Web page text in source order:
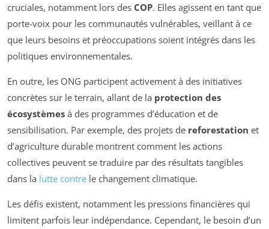
cruciales, notamment lors des COP. Elles agissent en tant que
porte-voix pour les communautés vulnérables, veillant à ce
que leurs besoins et préoccupations soient intégrés dans les
politiques environnementales.
En outre, les ONG participent activement à des initiatives
concrètes sur le terrain, allant de la protection des
écosystèmes à des programmes d’éducation et de
sensibilisation. Par exemple, des projets de reforestation et
d’agriculture durable montrent comment les actions
collectives peuvent se traduire par des résultats tangibles
dans la lutte contre le changement climatique.
Les défis existent, notamment les pressions financières qui
limitent parfois leur indépendance. Cependant, le besoin d’un